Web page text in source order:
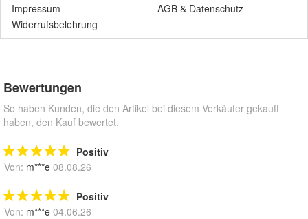
Impressum
AGB & Datenschutz
Widerrufsbelehrung
Bewertungen
So haben Kunden, die den Artikel bei diesem Verkäufer gekauft
haben, den Kauf bewertet.
Positiv
Von: m***e 08.08.26
Positiv
Von: m***e 04.06.26